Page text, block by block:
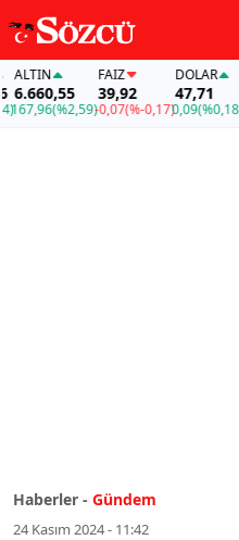
(%2,59)
FAİZ
39,92
-0,07(%-0,17)
DOLAR
47,71
0,09(%0,18)
Haberler - Gündem
24 Kasım 2024 - 11:42